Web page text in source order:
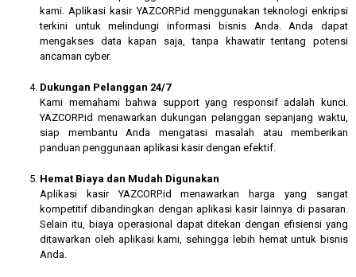
kami. Aplikasi kasir YAZCORP.id menggunakan teknologi enkripsi
terkini untuk melindungi informasi bisnis Anda. Anda dapat
mengakses data kapan saja, tanpa khawatir tentang potensi
ancaman cyber.
Dukungan Pelanggan 24/7
Kami memahami bahwa support yang responsif adalah kunci.
YAZCORP.id menawarkan dukungan pelanggan sepanjang waktu,
siap membantu Anda mengatasi masalah atau memberikan
panduan penggunaan aplikasi kasir dengan efektif.
Hemat Biaya dan Mudah Digunakan
Aplikasi kasir YAZCORP.id menawarkan harga yang sangat
kompetitif dibandingkan dengan aplikasi kasir lainnya di pasaran.
Selain itu, biaya operasional dapat ditekan dengan efisiensi yang
ditawarkan oleh aplikasi kami, sehingga lebih hemat untuk bisnis
Anda.